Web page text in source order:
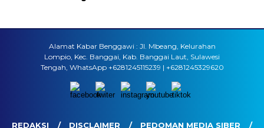
Alamat Kabar Benggawi : Jl. Mbeang, Kelurahan
Lompio, Kec. Banggai, Kab. Banggai Laut, Sulawesi
Tengah, WhatsApp +6281245115239 | +6281245329620
REDAKSI DISCLAIMER
PEDOMAN MEDIA SIBER